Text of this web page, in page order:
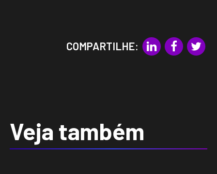
COMPARTILHE:
Veja também